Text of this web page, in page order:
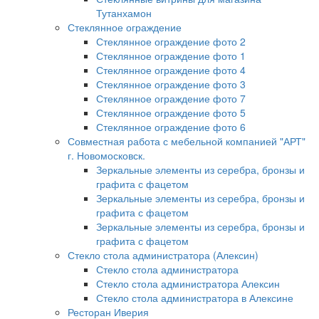
Тутанхамон
Стеклянное ограждение
Стеклянное ограждение фото 2
Стеклянное ограждение фото 1
Стеклянное ограждение фото 4
Стеклянное ограждение фото 3
Стеклянное ограждение фото 7
Стеклянное ограждение фото 5
Стеклянное ограждение фото 6
Совместная работа с мебельной компанией "АРТ"
г. Новомосковск.
Зеркальные элементы из серебра, бронзы и
графита с фацетом
Зеркальные элементы из серебра, бронзы и
графита с фацетом
Зеркальные элементы из серебра, бронзы и
графита с фацетом
Стекло стола администратора (Алексин)
Стекло стола администратора
Стекло стола администратора Алексин
Стекло стола администратора в Алексине
Ресторан Иверия